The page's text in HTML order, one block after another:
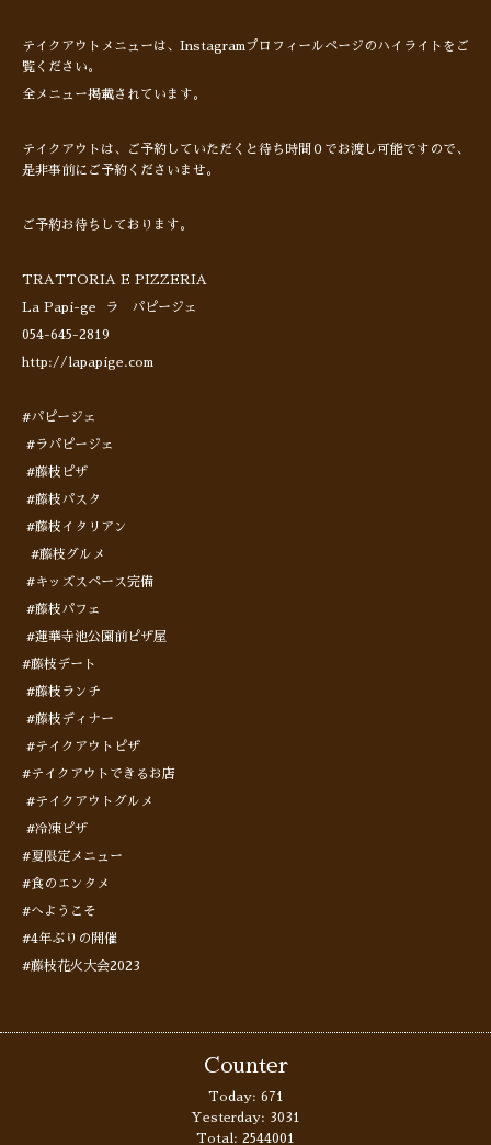
テイクアウトメニューは、Instagramプロフィールページのハイライトをご
覧ください。
全メニュー掲載されています。
テイクアウトは、ご予約していただくと待ち時間０でお渡し可能ですので、
是非事前にご予約くださいませ。
ご予約お待ちしております。
TRATTORIA E PIZZERIA
La Papi-ge ラ パピージェ
054-645-2819
http://lapapige.com
#パピージェ
#ラパピージェ
#藤枝ピザ
#藤枝パスタ
#藤枝イタリアン
#藤枝グルメ
#キッズスペース完備
#藤枝パフェ
#蓮華寺池公園前ピザ屋
#藤枝デート
#藤枝ランチ
#藤枝ディナー
#テイクアウトピザ
#テイクアウトできるお店
#テイクアウトグルメ
#冷凍ピザ
#夏限定メニュー
#食のエンタメ
#へようこそ
#4年ぶりの開催
#藤枝花火大会2023
Counter
Today: 671
Yesterday: 3031
Total: 2544001